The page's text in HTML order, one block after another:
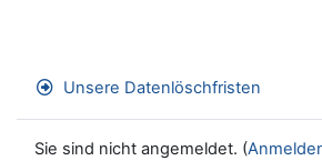
Unsere Datenlöschfristen
Sie sind nicht angemeldet. (